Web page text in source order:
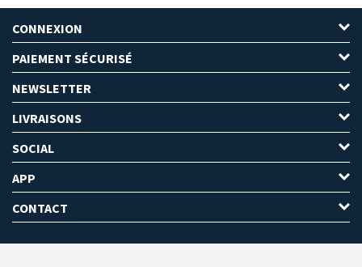
CONNEXION
PAIEMENT SÉCURISÉ
NEWSLETTER
LIVRAISONS
SOCIAL
APP
CONTACT